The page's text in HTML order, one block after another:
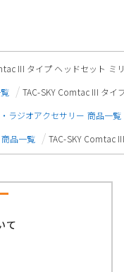
III タイプ ヘッドセット ミ
TAC-SKY Comtac III タイ
ラジオアクセサリー 商品一覧
品一覧 TAC-SKY Comtac
て